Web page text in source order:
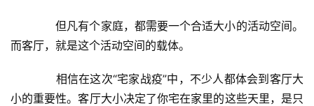
但凡有个家庭，都需要一个合适大小的活动空间。
而客厅，就是这个活动空间的载体。
相信在这次“宅家战疫”中，不少人都体会到客厅大
小的重要性。客厅大小决定了你宅在家里的这些天里，是只